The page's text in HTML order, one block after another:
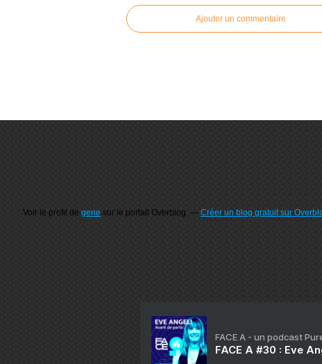
Ajouter un commentaire
Voir le profil degenesur le portail Overblog Créer un blog gratuit sur
FACE A - un podcast
FACE A #30 : Eve